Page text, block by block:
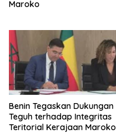
Maroko
Benin Tegaskan Dukungan
Teguh terhadap Integritas
Teritorial Kerajaan Maroko